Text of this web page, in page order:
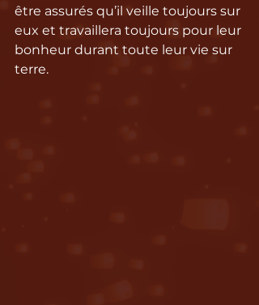
être assurés qu’il veille toujours sur
eux et travaillera toujours pour leur
bonheur durant toute leur vie sur
terre.